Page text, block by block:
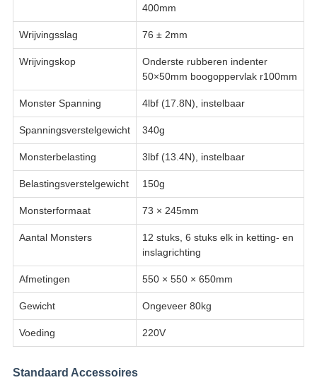
400mm
Wrijvingsslag 76 ± 2mm
Wrijvingskop
Onderste rubberen indenter
50×50mm boogoppervlak r100mm
Monster Spanning 4lbf (17.8N), instelbaar
Spanningsverstelgewicht 340g
Monsterbelasting 3lbf (13.4N), instelbaar
Belastingsverstelgewicht 150g
Monsterformaat 73 × 245mm
Aantal Monsters
12 stuks, 6 stuks elk in ketting- en
inslagrichting
Afmetingen 550 × 550 × 650mm
Gewicht Ongeveer 80kg
Voeding 220V
Standaard Accessoires